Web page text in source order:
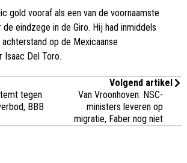
gold vooraf als een van de voornaamste
eindzege in de Giro. Hij had inmiddels
op de Mexicaanse
Isaac Del Toro.
tegen
BBB
Volgend artikel
Van Vroonhoven: NSC-
ministers leveren op
migratie, Faber nog niet